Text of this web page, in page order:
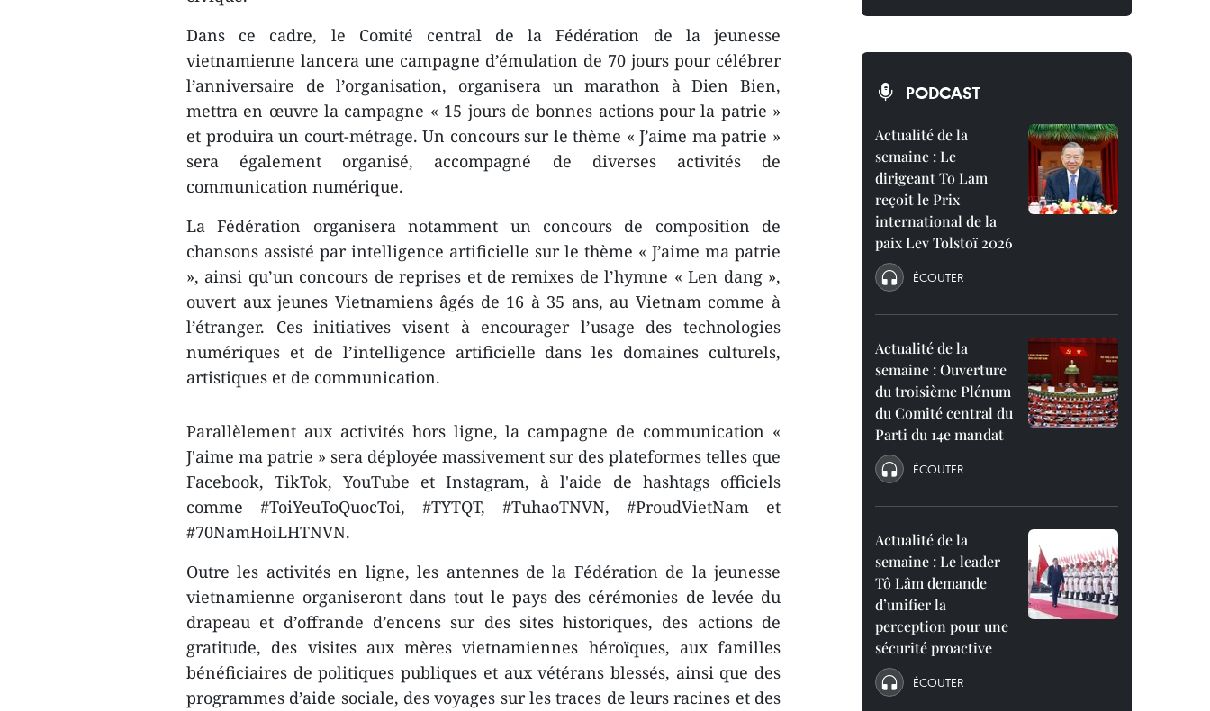
Dans ce cadre, le Comité central de la Fédération de la jeunesse
vietnamienne lancera une campagne d’émulation de 70 jours pour célébrer
l’anniversaire de l’organisation, organisera un marathon à Dien Bien,
mettra en œuvre la campagne « 15 jours de bonnes actions pour la patrie »
et produira un court-métrage. Un concours sur le thème « J’aime ma patrie »
sera également organisé, accompagné de diverses activités de
communication numérique.
​La Fédération organisera notamment un concours de composition de
chansons assisté par intelligence artificielle sur le thème « J’aime ma patrie
», ainsi qu’un concours de reprises et de remixes de l’hymne « Len dang »,
ouvert aux jeunes Vietnamiens âgés de 16 à 35 ans, au Vietnam comme à
l’étranger. Ces initiatives visent à encourager l’usage des technologies
numériques et de l’intelligence artificielle dans les domaines culturels,
artistiques et de communication.
Parallèlement aux activités hors ligne, la campagne de communication «
J'aime ma patrie » sera déployée massivement sur des plateformes telles que
Facebook, TikTok, YouTube et Instagram, à l'aide de hashtags officiels
comme #ToiYeuToQuocToi, #TYTQT, #TuhaoTNVN, #ProudVietNam et
#70NamHoiLHTNVN.
Outre les activités en ligne, les antennes de la Fédération de la jeunesse
vietnamienne organiseront dans tout le pays des cérémonies de levée du
drapeau et d’offrande d’encens sur des sites historiques, des actions de
gratitude, des visites aux mères vietnamiennes héroïques, aux familles
bénéficiaires de politiques publiques et aux vétérans blessés, ainsi que des
programmes d’aide sociale, des voyages sur les traces de leurs racines et des
PODCAST
Actualité de la
semaine : Le
dirigeant To Lam
reçoit le Prix
international de la
paix Lev Tolstoï 2026
ÉCOUTER
Actualité de la
semaine : Ouverture
du troisième Plénum
du Comité central du
Parti du 14e mandat
ÉCOUTER
Actualité de la
semaine : Le leader
Tô Lâm demande
d’unifier la
perception pour une
sécurité proactive
ÉCOUTER